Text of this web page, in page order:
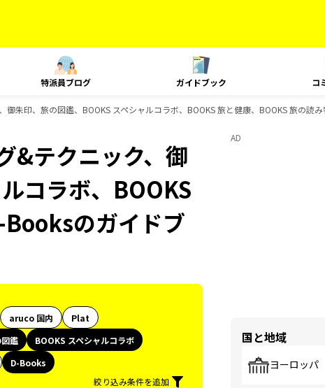
特派員ブログ ガイドブック コ
朱印、旅の図鑑、BOOKS スペシャルコラボ、BOOKS 旅と健康、BOOKS 旅の読
&テクニック、御
コラボ、BOOKS
のガイドブ
aruco 国内
Plat
鑑
BOOKS スペシャルコラボ
D-Books
絞り込み条件を追加
AD
国と地域
ヨーロッパ